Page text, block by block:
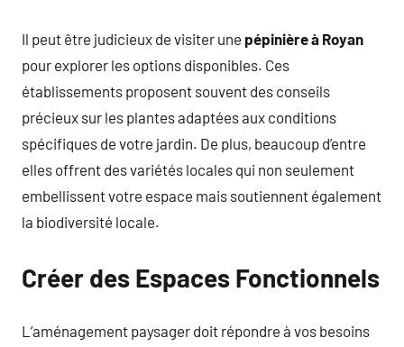
Il peut être judicieux de visiter une pépinière à Royan
pour explorer les options disponibles. Ces
établissements proposent souvent des conseils
précieux sur les plantes adaptées aux conditions
spécifiques de votre jardin. De plus, beaucoup d’entre
elles offrent des variétés locales qui non seulement
embellissent votre espace mais soutiennent également
la biodiversité locale.
Créer des Espaces Fonctionnels
L’aménagement paysager doit répondre à vos besoins